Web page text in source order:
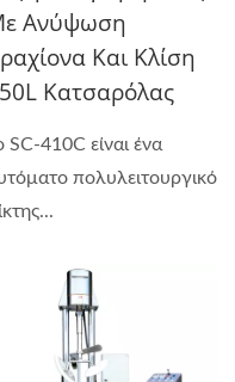
Ανύψωση
Και Κλίση
Κατσαρόλας
SC-410C είναι ένα
πολυλειτουργικό